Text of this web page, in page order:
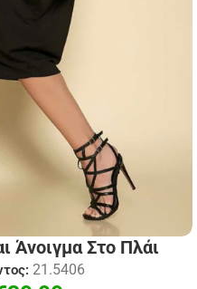
Άνοιγμα Στο Πλάι
21.5406